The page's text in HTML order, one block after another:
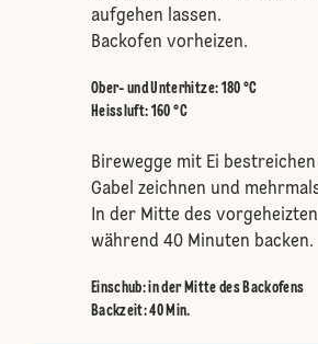
aufgehen lassen.
Backofen vorheizen.
Ober- und Unterhitze: 180 °C
Heissluft: 160 °C
Birewegge mit Ei
Gabel zeichnen und
In der Mitte des
während 40 Minuten backen.
Einschub:in der Mitte des Backofens
Backzeit: 40 Min.